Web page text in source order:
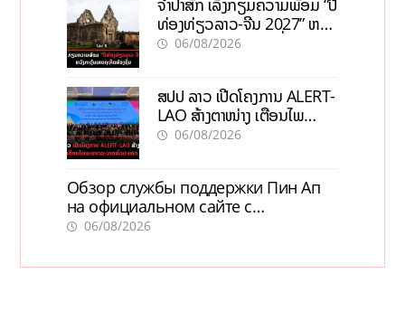
ທ່ອງທ່ຽວລາວ-ຈີນ 2027” ຫວັງ
ກະຕຸ້ນເສດຖະກິດທ້ອງຖິ່ນ
06/08/2026
ສປປ ລາວ ເປີດໂຄງການ ALERT-
LAO ສ້າງຕາໜ່າງ ເຕືອນໄພ
ພະຍາດລະບາດທົ່ວປະເທດ
06/08/2026
Обзор службы поддержки Пин Ап
на официальном сайте с
актуальной информацией
06/08/2026